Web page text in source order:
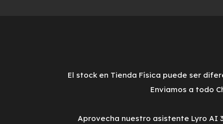
El stock en Tienda Física puede ser
Enviamos a todo
Aprovecha nuestro asistente Lyro AI